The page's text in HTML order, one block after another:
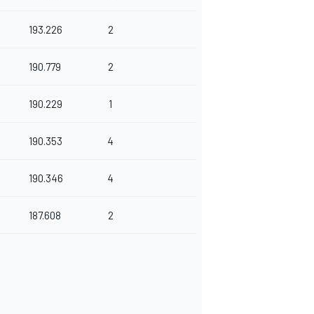
193.226 2
190.779 2
190.229 1
190.353 4
190.346 4
187.608 2